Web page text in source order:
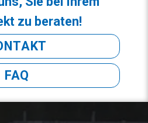
zu beraten!
FAQ